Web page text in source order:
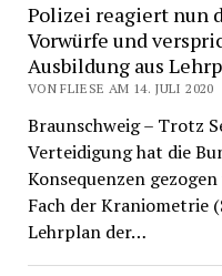
Polizei reagiert nun
Vorwürfe und
Ausbildung aus
VON FLIESE AM 14. JULI 2020
Braunschweig – Trotz
Verteidigung hat die
Konsequenzen
Fach der Kraniometrie
Lehrplan der…